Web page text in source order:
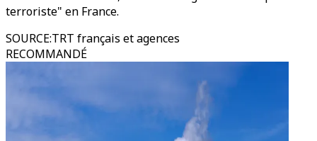
terroriste" en France.
SOURCE:TRT français et agences
RECOMMANDÉ